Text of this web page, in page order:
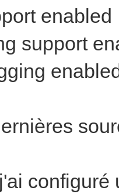
enabled
support